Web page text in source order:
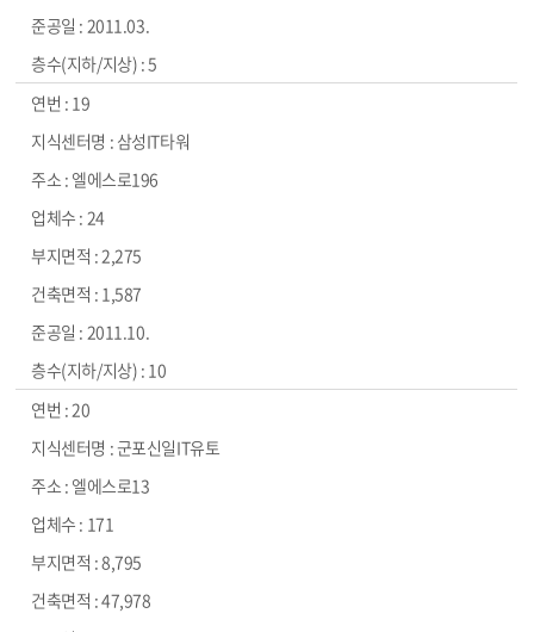
2011.03.
5
19
삼성IT타워
엘에스로196
24
2,275
1,587
2011.10.
10
20
군포신일IT유토
엘에스로13
171
8,795
47,978